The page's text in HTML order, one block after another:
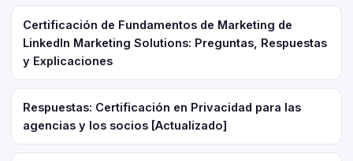
Certificación de Fundamentos de Marketing de
LinkedIn Marketing Solutions: Preguntas, Respuestas
y Explicaciones
Respuestas: Certificación en Privacidad para las
agencias y los socios [Actualizado]